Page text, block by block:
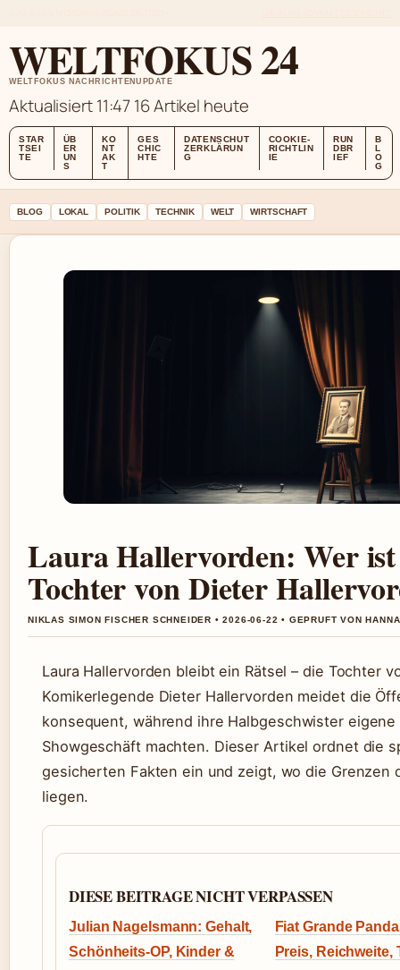
WELTFOKUS 24
WELTFOKUS NACHRICHTENUPDATE
Aktualisiert 11:4716 Artikel heute
STAR
TSEI
TE
ÜB
ER
UN
S
KO
NT
AK
T
GES
CHIC
HTE
DATENSCHUT
ZERKLÄRUN
G
COOKIE-
RICHTLIN
IE
RUN
DBR
IEF
B
L
O
G
BLOG LOKAL POLITIK TECHNIK WELT WIRTSCHAFT
Laura Hallervorden: Wer
Tochter von Dieter
NIKLAS SIMON FISCHER SCHNEIDER • 2026-06-22 • GEPRUFT VON
Laura Hallervorden bleibt ein Rätsel – die Tochter
Komikerlegende Dieter Hallervorden meidet die
konsequent, während ihre Halbgeschwister eigene
Showgeschäft machten. Dieser Artikel ordnet die
gesicherten Fakten ein und zeigt, wo die Grenzen
liegen.
DIESE BEITRAGE NICHT VERPASSEN
Julian Nagelsmann: Gehalt,
Schönheits-OP, Kinder &
Fiat Grande
Preis, Reichweite,